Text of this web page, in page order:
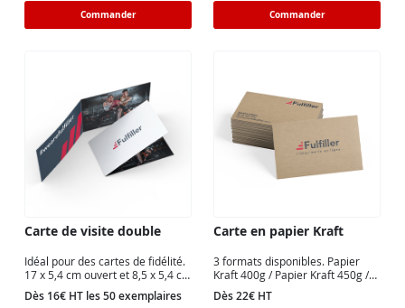
Commander Commander
Carte de visite double
Idéal pour des cartes de fidélité.
17 x 5,4 cm ouvert et 8,5 x 5,4 cm
fermé (un pli central).
Dès 16€ HT les 50 exemplaires
Carte en papier Kraft
3 formats disponibles. Papier
Kraft 400g / Papier Kraft 450g /
Papier Kraft 450g FSC®.
Dès 22€ HT